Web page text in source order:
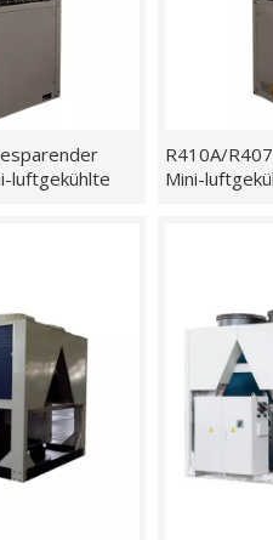
luftgekühlte
R410A/
Mini-